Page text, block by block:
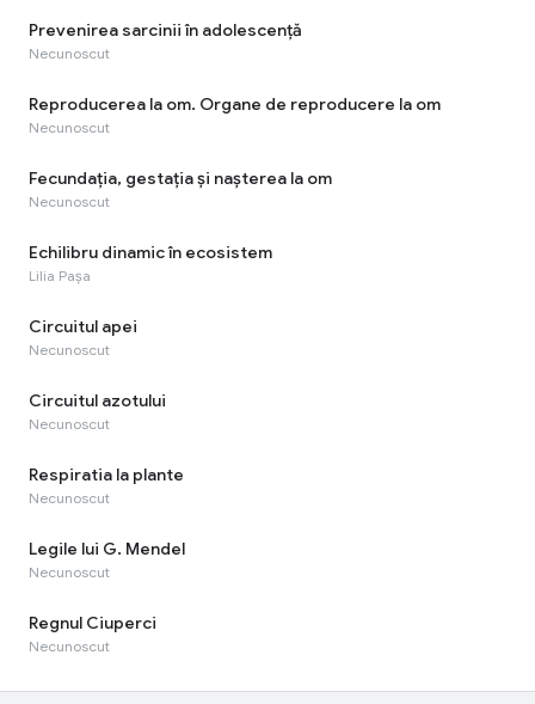
Prevenirea sarcinii în adolescență
Necunoscut
Reproducerea la om. Organe de reproducere la om
Necunoscut
Fecundaţia, gestaţia şi naşterea la om
Necunoscut
Echilibru dinamic în ecosistem
Lilia Pașa
Circuitul apei
Necunoscut
Circuitul azotului
Necunoscut
Respiratia la plante
Necunoscut
Legile lui G. Mendel
Necunoscut
Regnul Ciuperci
Necunoscut